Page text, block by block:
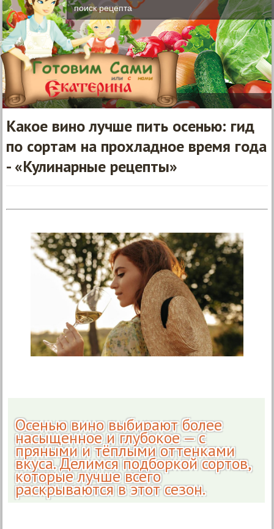
Какое вино лучше пить осенью: гид
по сортам на прохладное время года
- «Кулинарные рецепты»
Осенью вино выбирают более
насыщенное и глубокое — с
пряными и тёплыми оттенками
вкуса. Делимся подборкой сортов,
которые лучше всего
раскрываются в этот сезон.